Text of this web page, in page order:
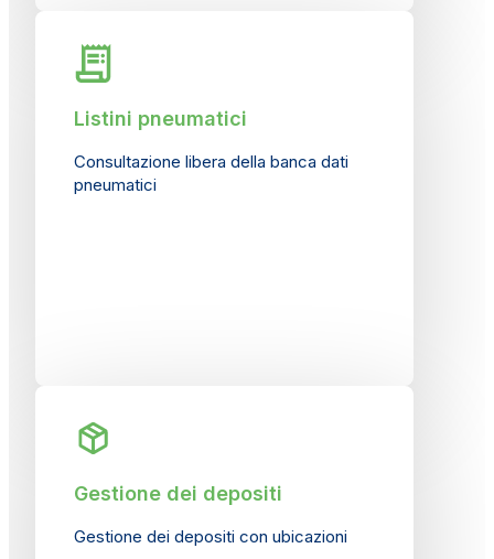
Listini pneumatici
Consultazione libera della banca dati
pneumatici
Gestione dei depositi
Gestione dei depositi con ubicazioni